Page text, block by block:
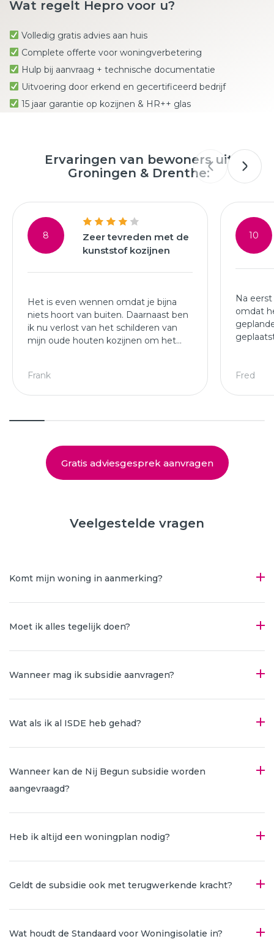
Wat regelt Hepro voor u?
Volledig gratis advies aan huis
Complete offerte voor woningverbetering
Hulp bij aanvraag + technische documentatie
Uitvoering door erkend en gecertificeerd bedrijf
15 jaar garantie op kozijnen & HR++ glas
Ervaringen van bewoners uit
Groningen & Drenthe:
8
Zeer tevreden met de
kunststof kozijnen
Het is even wennen omdat je bijna
niets hoort van buiten. Daarnaast ben
ik nu verlost van het schilderen van
mijn oude houten kozijnen om het
deuren hebben geplaatst.
Frank
10
Na
omdat
Fred
Gratis adviesgesprek aanvragen
Veelgestelde vragen
Komt mijn woning in aanmerking?
Moet ik alles tegelijk doen?
Wanneer mag ik subsidie aanvragen?
Wat als ik al ISDE heb gehad?
Wanneer kan de Nij Begun subsidie worden
aangevraagd?
Heb ik altijd een woningplan nodig?
Geldt de subsidie ook met terugwerkende kracht?
Wat houdt de Standaard voor Woningisolatie in?